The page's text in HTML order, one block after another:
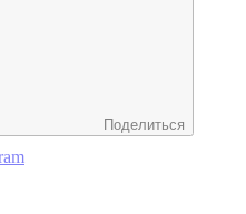
Поделиться